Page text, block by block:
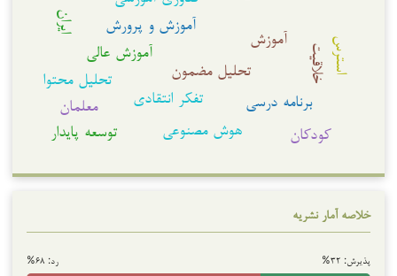
تحلیل مضمون
تفکر انتقادی
آموزش
آموزش عالی
برنامه درسی
هوش مصنوعی
آموزش و پرورش
تحلیل محتوا
توسعه پایدار
خلاقیت
معلمان
ایران
کودکان
استرس
خلاصه آمار نشریه
پذیرش: ۳۲% رد: ۶۸%